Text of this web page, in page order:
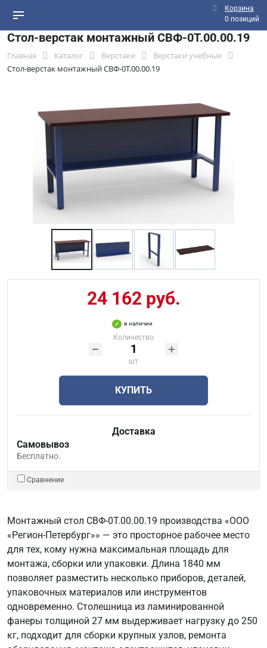
Корзина
0 позиций
Стол-верстак монтажный СВФ-0Т.00.00.19
Главная Каталог Верстаки
Верстаки учебные
Стол-верстак монтажный СВФ-0Т.00.00.19
24 162 руб.
в наличии
Количество
шт
КУПИТЬ
Доставка
Самовывоз
Бесплатно.
Сравнение
Монтажный стол СВФ-0Т.00.00.19 производства «ООО
«Регион-Петербург»» — это просторное рабочее место
для тех, кому нужна максимальная площадь для
монтажа, сборки или упаковки. Длина 1840 мм
позволяет разместить несколько приборов, деталей,
упаковочных материалов или инструментов
одновременно. Столешница из ламинированной
фанеры толщиной 27 мм выдерживает нагрузку до 250
кг, подходит для сборки крупных узлов, ремонта